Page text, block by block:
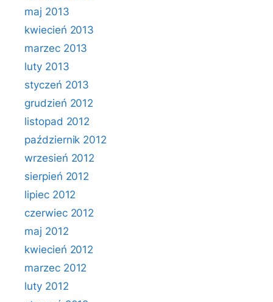
maj 2013
kwiecień 2013
marzec 2013
luty 2013
styczeń 2013
grudzień 2012
listopad 2012
październik 2012
wrzesień 2012
sierpień 2012
lipiec 2012
czerwiec 2012
maj 2012
kwiecień 2012
marzec 2012
luty 2012